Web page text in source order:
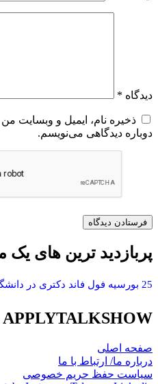
دیدگاه *
ذخیره نام، ایمیل و وبسایت
دوباره دیدگاهی می‌نویسم.
پربازدید ترین های یک
25 بورسیه فول فاند دکتری در دانشگاه صنعتی دانمارک (DTU)
APPLYTALKSHOW
صفحه اصلی
درباره ما/ ارتباط با ما
سیاست حفظ حریم خصوصی